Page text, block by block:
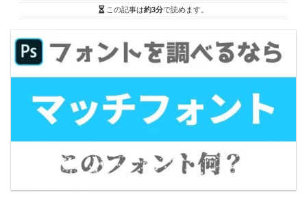
この記事は約3分で読めます。